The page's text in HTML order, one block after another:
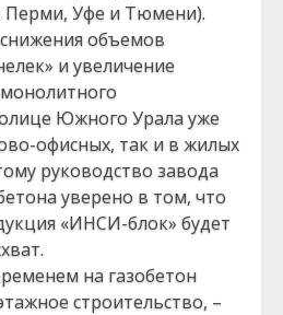
Перми, Уфе и Тюмени).
объемов
и увеличение
Южного Урала уже
офисных, так и в жилых
руководство завода
уверено в том, что
«ИНСИ-блок» будет
на газобетон
строительство, –